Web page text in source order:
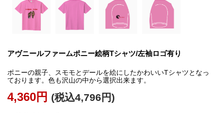
アヴニールファームポニー絵柄Tシャツ/左袖ロゴ有り
ポニーの親子、スモモとデールを絵にしたかわいいTシャツとなっ
ております。色も沢山の中から選択出来ます。
4,360円 (税込4,796円)